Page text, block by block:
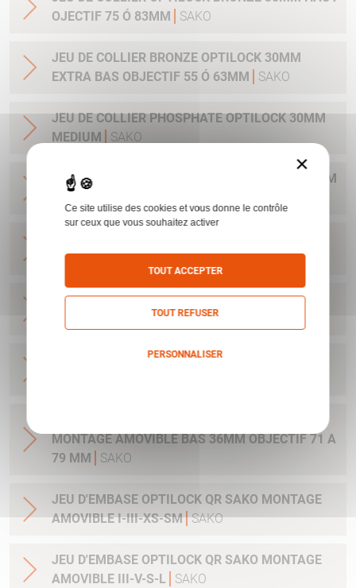
OJECTIF 75 Ó 83MM
SAKO
JEU DE COLLIER BRONZE OPTILOCK 30MM
EXTRA BAS OBJECTIF 55 Ó 63MM
SAKO
JEU DE COLLIER PHOSPHATE OPTILOCK 30MM
MEDIUM
SAKO
JEU DE COLLIER PHOSPHATE OPTILOCK 25.4MM
MONTAGE AMOVIBLE BAS 25.4MM SAKO
JEU DE COLLIER BRONZE OPTILOCK QR
MONTAGE AMOVIBLE HAUT 25.4MM
JEU DE COLLIER BRONZE OPTILOCK QR
MONTAGE AMOVIBLE BAS 36MM OBJECTIF 71 A
79 MM
SAKO
JEU D'EMBASE OPTILOCK QR SAKO MONTAGE
AMOVIBLE I-III-XS-SM SAKO
JEU D'EMBASE OPTILOCK QR SAKO MONTAGE
AMOVIBLE III-V-S-L
SAKO
×
Ce site utilise des cookies et vous donne le contrôle
sur ceux que vous souhaitez activer
TOUT ACCEPTER
TOUT REFUSER
PERSONNALISER